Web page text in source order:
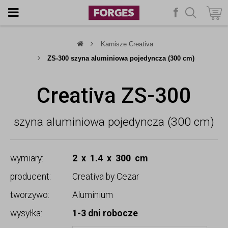
f szukaj
Karnisze Creativa
ZS-300 szyna aluminiowa pojedyncza (300 cm)
szyna aluminiowa pojedyncza (300 cm)
Creativa ZS-300
wymiary:
2 x 1.4 x 300 cm
producent:
Creativa by Cezar
tworzywo:
Aluminium
wysyłka:
1-3 dni robocze